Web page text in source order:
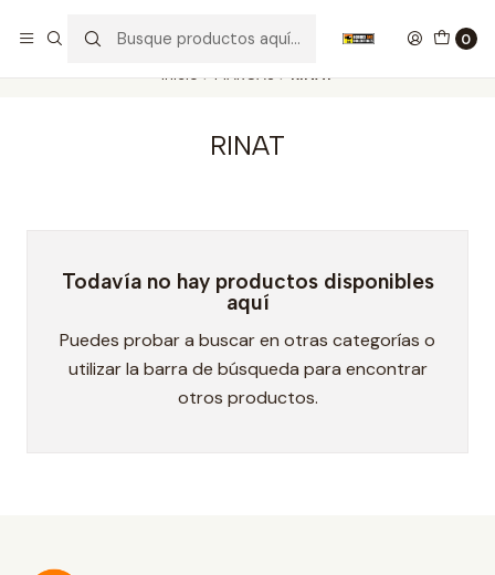
0
Inicio MARCAS RINAT
RINAT
Todavía no hay productos disponibles
aquí
Puedes probar a buscar en otras categorías o
utilizar la barra de búsqueda para encontrar
otros productos.